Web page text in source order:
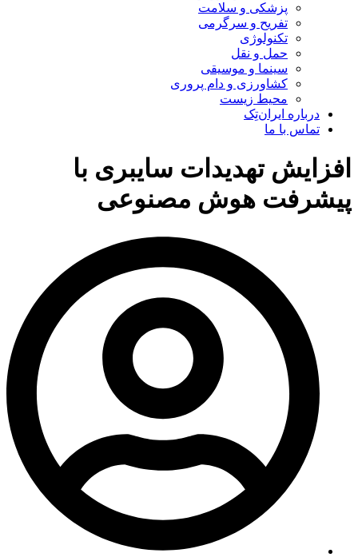
پزشکی و سلامت
تفریح و سرگرمی
تکنولوژی
حمل و نقل
سینما و موسیقی
کشاورزی و دام پروری
محیط زیست
درباره ایران‌تِک
تماس با ما
افزایش تهدیدات سایبری با
پیشرفت هوش مصنوعی